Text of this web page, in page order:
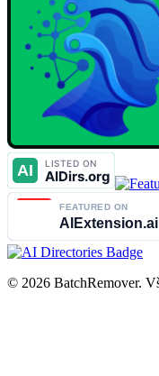
© 2026 BatchRemover.